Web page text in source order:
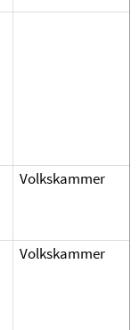
Volkskammer
Volkskammer